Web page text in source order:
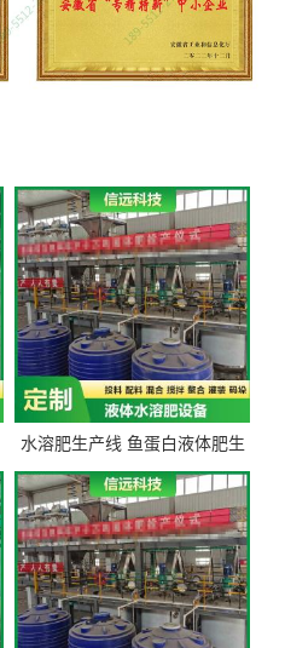
水溶肥生产线 鱼蛋白液体肥生
产设备 氨基酸液态肥全套设备